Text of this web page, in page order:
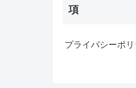
項
プライバシーポ